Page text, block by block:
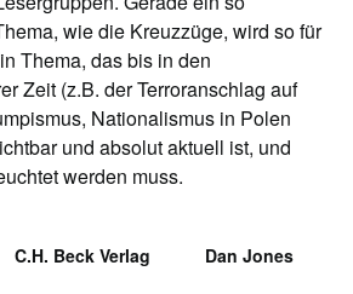
wie die Kreuzzüge, wird so für
Thema, das bis in den
Zeit (z.B. der Terroranschlag auf
Nationalismus in Polen
und absolut aktuell ist, und
werden muss.
C.H. Beck Verlag Dan Jones